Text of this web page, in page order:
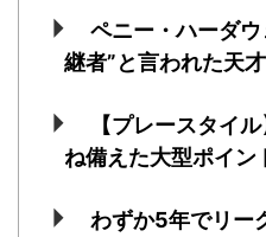
ペニー・ハーダ
継者”と言われた天
【プレースタイ
ね備えた大型ポイン
わずか5年でリー